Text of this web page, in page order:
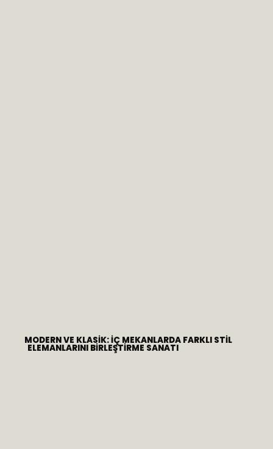
MODERN VE KLASIK: İÇ MEKANLARDA FARKLI STIL
ELEMANLARINI BIRLEŞTIRME SANATI